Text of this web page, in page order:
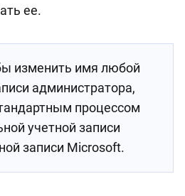
ее.
изменить имя любой
администратора,
процессом
учетной записи
записи Microsoft.